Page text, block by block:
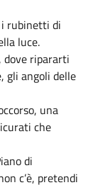
i rubinetti di
luce.
dove ripararti
gli angoli delle
una
che
di
c’è, pretendi